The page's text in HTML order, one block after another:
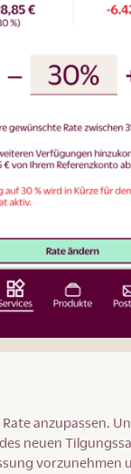
anzupassen.
neuen
vorzunehmen